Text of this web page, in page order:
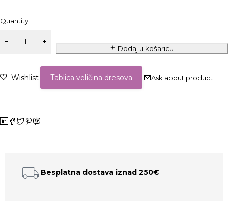
Quantity
Dodaj u košaricu
Wishlist Tablica veličina dresova Ask about product
Besplatna dostava iznad 250€